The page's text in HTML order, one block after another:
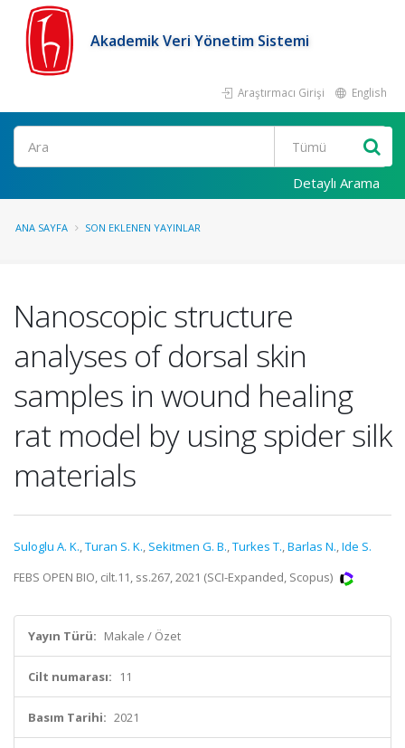
Akademik Veri Yönetim Sistemi
Araştırmacı Girişi English
Ara
Detaylı Arama
ANA SAYFA SON EKLENEN YAYINLAR
Nanoscopic structure
analyses of dorsal skin
samples in wound healing
rat model by using spider silk
materials
Suloglu A. K.,Turan S. K., Sekitmen G. B.,Turkes T.,Barlas N.,Ide S.
FEBS OPEN BIO, cilt.11, ss.267, 2021 (SCI-Expanded, Scopus)
Yayın Türü: Makale / Özet
Cilt numarası: 11
Basım Tarihi: 2021